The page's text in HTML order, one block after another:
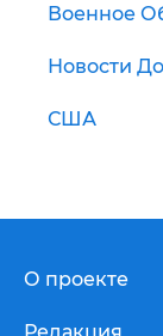
Военное
Новости
США
О проекте